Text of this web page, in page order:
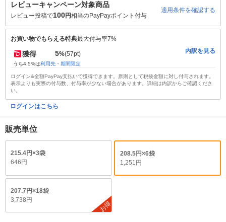
レビューキャンペーン対象商品
レビュー投稿で100円相当のPayPayポイント付与
適用条件を確認する
お買い物でもらえる特典最大付与率7%
獲得 5%(57pt)
うち4.5%は利用先・期間限定
内訳を見る
ログイン&全額PayPay支払いで獲得できます。原則として税抜金額に対し付与されます。
表示よりも実際の付与数、付与率が少ない場合があります。詳細は内訳からご確認くださ
い。
ログインはこちら
販売単位
215.4円×3袋
646円
208.5円×6袋
1,251円
207.7円×18袋
3,738円
お得